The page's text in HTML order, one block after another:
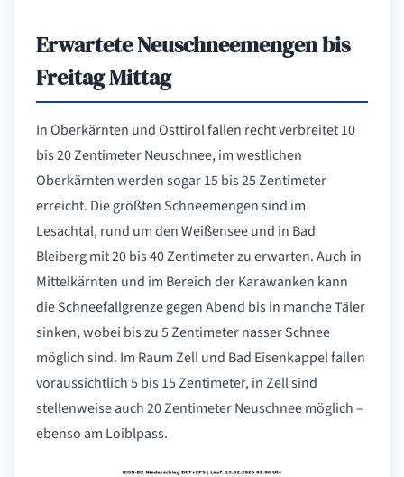
Erwartete Neuschneemengen bis
Freitag Mittag
In Oberkärnten und Osttirol fallen recht verbreitet 10
bis 20 Zentimeter Neuschnee, im westlichen
Oberkärnten werden sogar 15 bis 25 Zentimeter
erreicht. Die größten Schneemengen sind im
Lesachtal, rund um den Weißensee und in Bad
Bleiberg mit 20 bis 40 Zentimeter zu erwarten. Auch in
Mittelkärnten und im Bereich der Karawanken kann
die Schneefallgrenze gegen Abend bis in manche Täler
sinken, wobei bis zu 5 Zentimeter nasser Schnee
möglich sind. Im Raum Zell und Bad Eisenkappel fallen
voraussichtlich 5 bis 15 Zentimeter, in Zell sind
stellenweise auch 20 Zentimeter Neuschnee möglich –
ebenso am Loiblpass.